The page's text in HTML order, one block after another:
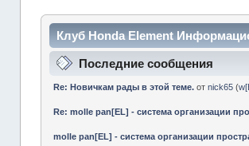
Клуб Honda Element
Последние сообщения
Re: Новичкам рады в этой теме. отnick65 (
Re: molle pan[EL] - система организации
molle pan[EL] - система организации